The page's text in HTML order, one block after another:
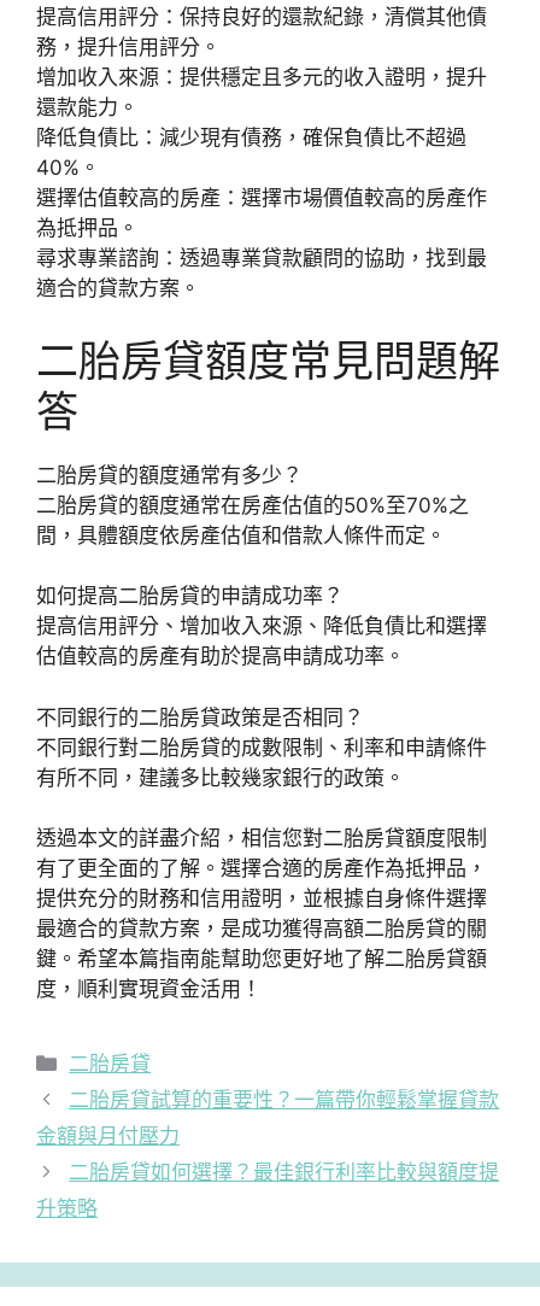
提高信用評分：保持良好的還款紀錄，清償其他債
務，提升信用評分。
增加收入來源：提供穩定且多元的收入證明，提升
還款能力。
降低負債比：減少現有債務，確保負債比不超過
40%。
選擇估值較高的房產：選擇市場價值較高的房產作
為抵押品。
尋求專業諮詢：透過專業貸款顧問的協助，找到最
適合的貸款方案。
二胎房貸額度常見問題解
答
二胎房貸的額度通常有多少？
二胎房貸的額度通常在房產估值的50%至70%之
間，具體額度依房產估值和借款人條件而定。
如何提高二胎房貸的申請成功率？
提高信用評分、增加收入來源、降低負債比和選擇
估值較高的房產有助於提高申請成功率。
不同銀行的二胎房貸政策是否相同？
不同銀行對二胎房貸的成數限制、利率和申請條件
有所不同，建議多比較幾家銀行的政策。
透過本文的詳盡介紹，相信您對二胎房貸額度限制
有了更全面的了解。選擇合適的房產作為抵押品，
提供充分的財務和信用證明，並根據自身條件選擇
最適合的貸款方案，是成功獲得高額二胎房貸的關
鍵。希望本篇指南能幫助您更好地了解二胎房貸額
度，順利實現資金活用！
分
類
二胎房貸
二胎房貸試算的重要性？一篇帶你輕鬆掌握貸款
金額與月付壓力
二胎房貸如何選擇？最佳銀行利率比較與額度提
升策略